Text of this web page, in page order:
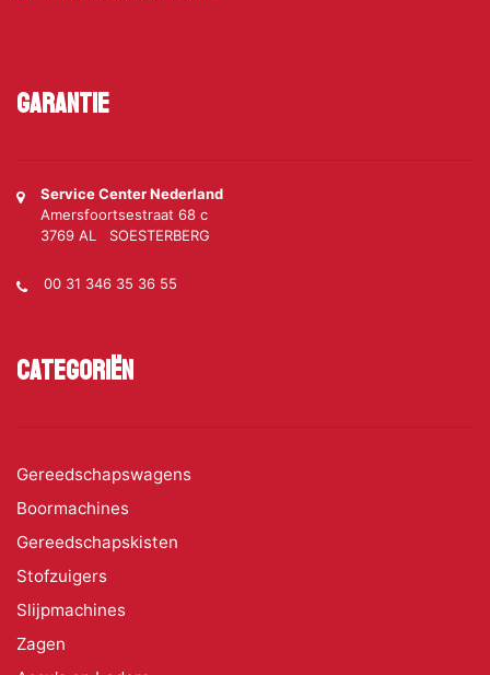
Garantie
Service Center Nederland
Amersfoortsestraat 68 c
3769 AL SOESTERBERG
00 31 346 35 36 55
Categoriën
Gereedschapswagens
Boormachines
Gereedschapskisten
Stofzuigers
Slijpmachines
Zagen